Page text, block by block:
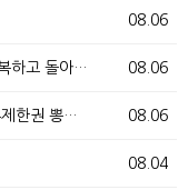
08.06
08.06
하고 돌아…
08.06
제한권 뽕…
08.04